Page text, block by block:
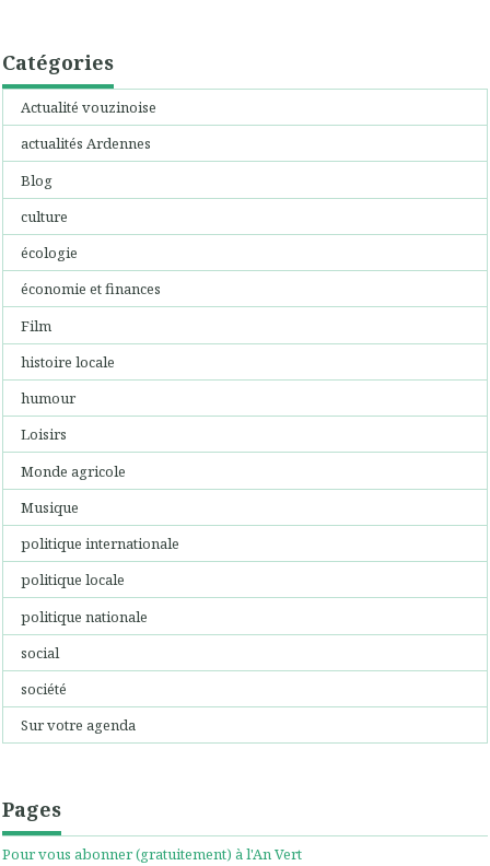
Catégories
Actualité vouzinoise
actualités Ardennes
Blog
culture
écologie
économie et finances
Film
histoire locale
humour
Loisirs
Monde agricole
Musique
politique internationale
politique locale
politique nationale
social
société
Sur votre agenda
Pages
Pour vous abonner (gratuitement) à l'An Vert